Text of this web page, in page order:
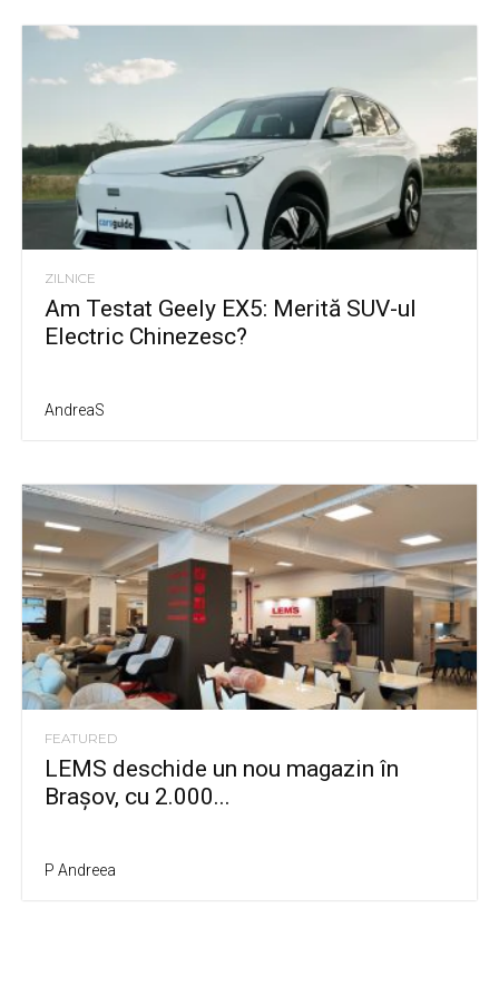
ZILNICE
Am Testat Geely EX5: Merită SUV-ul
Electric Chinezesc?
AndreaS
FEATURED
LEMS deschide un nou magazin în
Brașov, cu 2.000...
P Andreea